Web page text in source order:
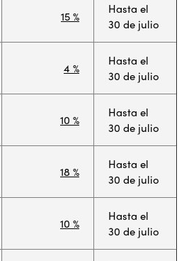
15 %
Hasta el
30 de julio
4 %
Hasta el
30 de julio
10 %
Hasta el
30 de julio
18 %
Hasta el
30 de julio
10 %
Hasta el
30 de julio